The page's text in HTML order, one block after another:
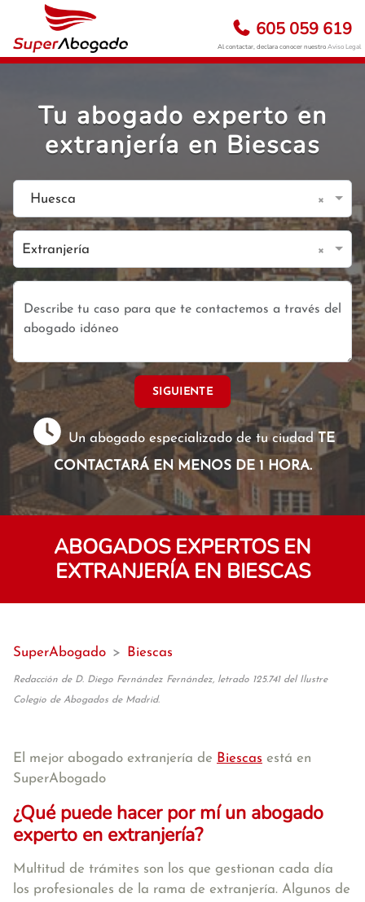
605 059 619
Al contactar, declara conocer nuestroAviso Legal
Tu abogado experto en
extranjería en Biescas
Huesca ×
Extranjería ×
SIGUIENTE
Un abogado especializado de tu ciudad TE
CONTACTARÁ EN MENOS DE 1 HORA.
ABOGADOS EXPERTOS EN
EXTRANJERÍA EN BIESCAS
SuperAbogado > Biescas
Redacción de D. Diego Fernández Fernández, letrado 125.741 del Ilustre
Colegio de Abogados de Madrid.
El mejor abogado extranjería de Biescas está en
SuperAbogado
¿Qué puede hacer por mí un abogado
experto en extranjería?
Multitud de trámites son los que gestionan cada día
los profesionales de la rama de extranjería. Algunos de